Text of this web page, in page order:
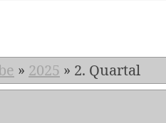
» 2025 » 2. Quartal